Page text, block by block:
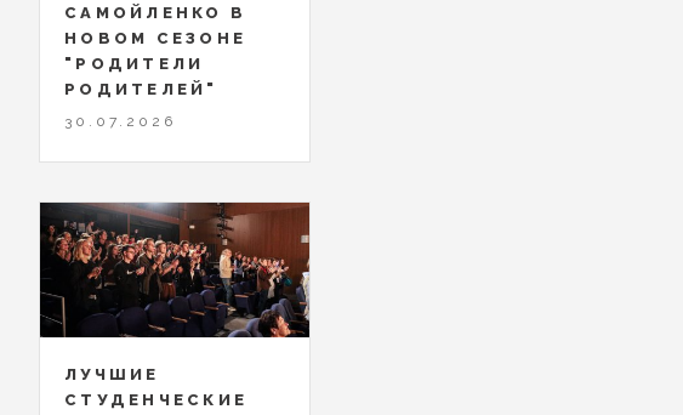
САМОЙЛЕНКО В
НОВОМ СЕЗОНЕ
"РОДИТЕЛИ
РОДИТЕЛЕЙ"
30.07.2026
ЛУЧШИЕ
СТУДЕНЧЕСКИЕ